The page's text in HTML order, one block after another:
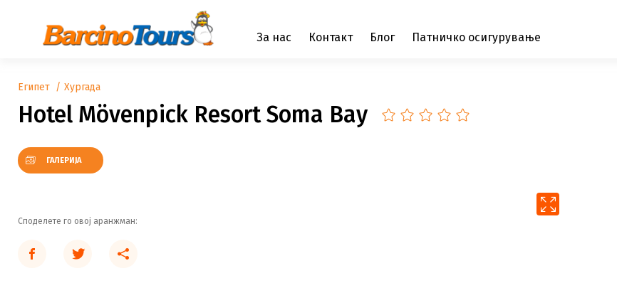
За нас Контакт Блог Патничко осигурување
Египет Хургада
Hotel Mövenpick Resort Soma Bay
ГАЛЕРИЈА
Споделете го овој аранжман: